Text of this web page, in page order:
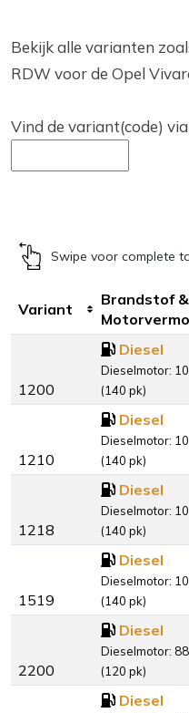
Bekijk alle varianten
RDW voor de Opel
Vind de variant(code)
Swipe voor complete
Variant
Brandstof &
1200
Diesel
Dieselmotor:
(140 pk)
1210
Diesel
Dieselmotor:
(140 pk)
1218
Diesel
Dieselmotor:
(140 pk)
1519
Diesel
Dieselmotor:
(140 pk)
2200
Diesel
Dieselmotor:
(120 pk)
Diesel